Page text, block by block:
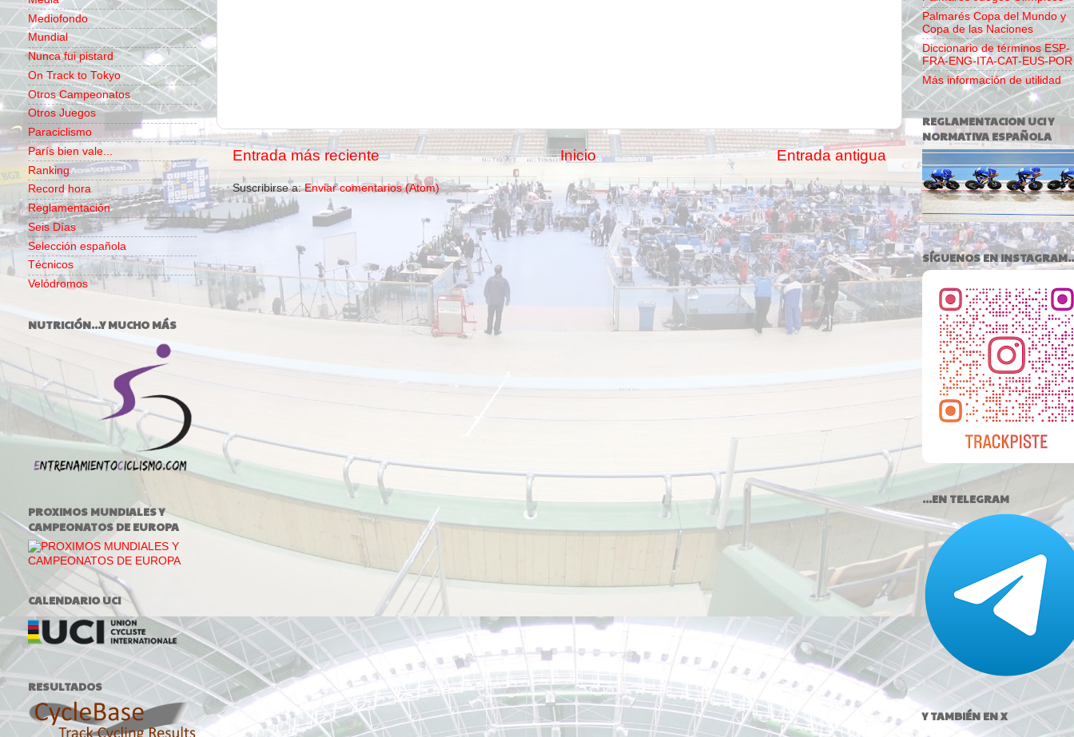
Entrada más reciente Entrada antigua
Inicio
Suscribirse a:Enviar comentarios (Atom)
Mediofondo
Mundial
Nunca fui pistard
On Track to Tokyo
Otros Campeonatos
Otros Juegos
Paraciclismo
París bien vale...
Ranking
Record hora
Reglamentación
Seis Días
Selección española
Técnicos
Velódromos
NUTRICIÓN...Y MUCHO MÁS
PROXIMOS MUNDIALES Y
CAMPEONATOS DE EUROPA
CALENDARIO UCI
RESULTADOS
Palmarés Copa del Mundo y
Copa de las Naciones
Diccionario de términos ESP-
FRA-ENG-ITA-CAT-EUS-POR
Más información de utilidad
REGLAMENTACION UCI Y
NORMATIVA ESPAÑOLA
SÍGUENOS EN
...EN TELEGRAM
Y TAMBIÉN EN X